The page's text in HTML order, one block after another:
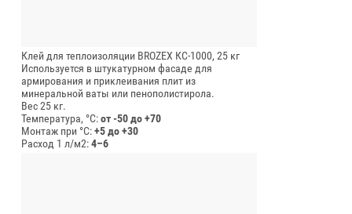
Клей для теплоизоляции BROZEX КС-1000, 25 кг
Используется в штукатурном фасаде для
армирования и приклеивания плит из
минеральной ваты или пенополистирола.
Вес 25 кг.
Температура, °C:от -50 до +70
Монтаж при °C:+5 до +30
Расход 1 л/м2:4–6